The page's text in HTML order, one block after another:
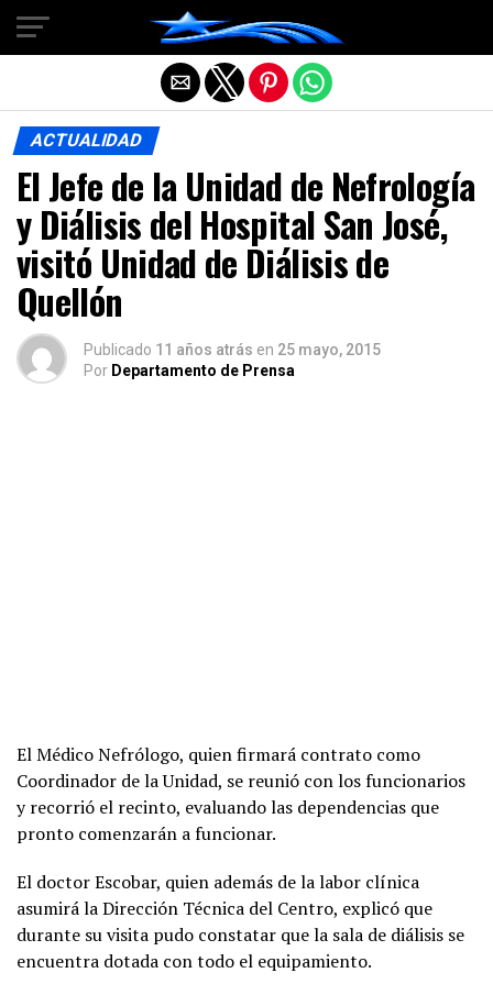
ACTUALIDAD
El Jefe de la Unidad de Nefrología
y Diálisis del Hospital San José,
visitó Unidad de Diálisis de
Quellón
Publicado 11 años atrás en 25 mayo, 2015
Por Departamento de Prensa
El Médico Nefrólogo, quien firmará contrato como
Coordinador de la Unidad, se reunió con los funcionarios
y recorrió el recinto, evaluando las dependencias que
pronto comenzarán a funcionar.
El doctor Escobar, quien además de la labor clínica
asumirá la Dirección Técnica del Centro, explicó que
durante su visita pudo constatar que la sala de diálisis se
encuentra dotada con todo el equipamiento.
Salir de la versión móvil